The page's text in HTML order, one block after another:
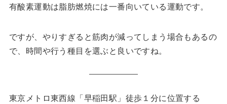
有酸素運動は脂肪燃焼には一番向いている運動です。
ですが、やりすぎると筋肉が減ってしまう場合もあるの
で、時間や行う種目を選ぶと良いですね。
東京メトロ東西線「早稲田駅」徒歩１分に位置する